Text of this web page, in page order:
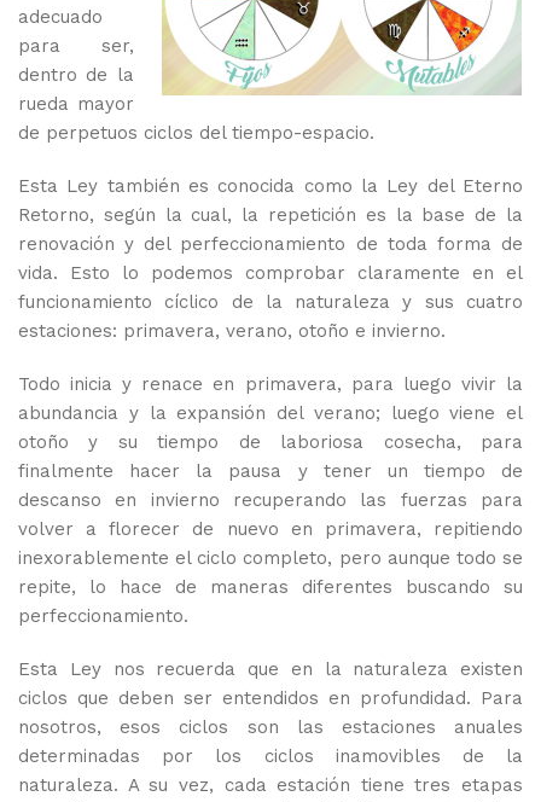
adecuado
para ser,
dentro de la
rueda mayor
de perpetuos ciclos del tiempo-espacio.
Esta Ley también es conocida como la Ley del Eterno
Retorno, según la cual, la repetición es la base de la
renovación y del perfeccionamiento de toda forma de
vida. Esto lo podemos comprobar claramente en el
funcionamiento cíclico de la naturaleza y sus cuatro
estaciones: primavera, verano, otoño e invierno.
Todo inicia y renace en primavera, para luego vivir la
abundancia y la expansión del verano; luego viene el
otoño y su tiempo de laboriosa cosecha, para
finalmente hacer la pausa y tener un tiempo de
descanso en invierno recuperando las fuerzas para
volver a florecer de nuevo en primavera, repitiendo
inexorablemente el ciclo completo, pero aunque todo se
repite, lo hace de maneras diferentes buscando su
perfeccionamiento.
Esta Ley nos recuerda que en la naturaleza existen
ciclos que deben ser entendidos en profundidad. Para
nosotros, esos ciclos son las estaciones anuales
determinadas por los ciclos inamovibles de la
naturaleza. A su vez, cada estación tiene tres etapas